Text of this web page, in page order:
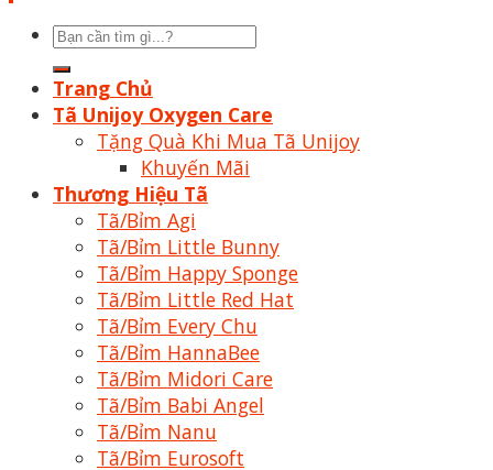
Tìm
kiếm:
Trang Chủ
Tã Unijoy Oxygen Care
Tặng Quà Khi Mua Tã Unijoy
Khuyến Mãi
Thương Hiệu Tã
Tã/Bỉm Agi
Tã/Bỉm Little Bunny
Tã/Bỉm Happy Sponge
Tã/Bỉm Little Red Hat
Tã/Bỉm Every Chu
Tã/Bỉm HannaBee
Tã/Bỉm Midori Care
Tã/Bỉm Babi Angel
Tã/Bỉm Nanu
Tã/Bỉm Eurosoft